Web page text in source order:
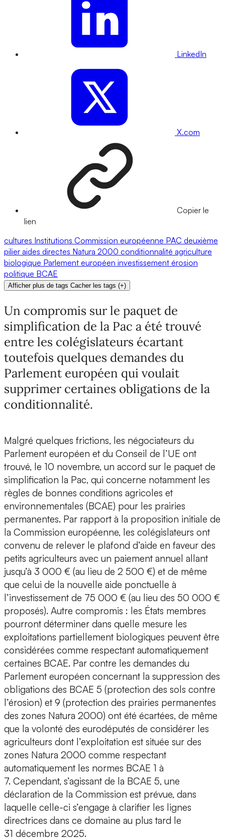
LinkedIn
X.com
Copier le
lien
cultures Institutions Commission européenne PAC deuxième
pilier aides directes Natura 2000 conditionnalité agriculture
biologique Parlement européen investissement érosion
politique BCAE
Afficher plus de tags Cacher les tags (+)
Un compromis sur le paquet de
simplification de la Pac a été trouvé
entre les colégislateurs écartant
toutefois quelques demandes du
Parlement européen qui voulait
supprimer certaines obligations de la
conditionnalité.
Malgré quelques frictions, les négociateurs du
Parlement européen et du Conseil de l’UE ont
trouvé, le 10 novembre, un accord sur le paquet de
simplification la Pac, qui concerne notamment les
règles de bonnes conditions agricoles et
environnementales (BCAE) pour les prairies
permanentes. Par rapport à la proposition initiale de
la Commission européenne, les colégislateurs ont
convenu de relever le plafond d’aide en faveur des
petits agriculteurs avec un paiement annuel allant
jusqu’à 3 000 € (au lieu de 2 500 €) et de même
que celui de la nouvelle aide ponctuelle à
l’investissement de 75 000 € (au lieu des 50 000 €
proposés). Autre compromis : les États membres
pourront déterminer dans quelle mesure les
exploitations partiellement biologiques peuvent être
considérées comme respectant automatiquement
certaines BCAE. Par contre les demandes du
Parlement européen concernant la suppression des
obligations des BCAE 5 (protection des sols contre
l’érosion) et 9 (protection des prairies permanentes
des zones Natura 2000) ont été écartées, de même
que la volonté des eurodéputés de considérer les
agriculteurs dont l’exploitation est située sur des
zones Natura 2000 comme respectant
automatiquement les normes BCAE 1 à
7. Cependant, s’agissant de la BCAE 5, une
déclaration de la Commission est prévue, dans
laquelle celle-ci s’engage à clarifier les lignes
directrices dans ce domaine au plus tard le
31 décembre 2025.